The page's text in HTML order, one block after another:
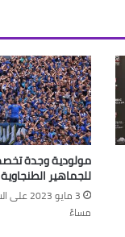
للجماهير الطنجاوية
مساءً